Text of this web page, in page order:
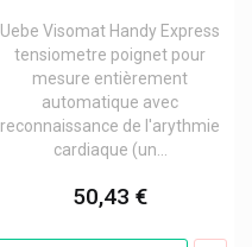
Uebe Visomat Handy Express
tensiometre poignet pour
mesure entièrement
automatique avec
reconnaissance de l'arythmie
cardiaque (un...
50,43 €